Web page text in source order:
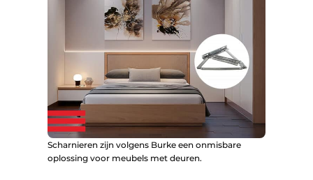
Scharnieren zijn volgens Burke een onmisbare
oplossing voor meubels met deuren.